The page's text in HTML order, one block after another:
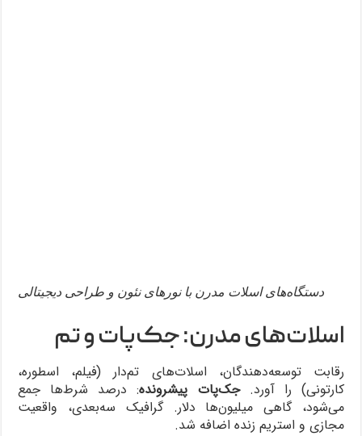
دستگاه‌های اسلات مدرن با نورهای نئون و طراحی دیجیتالی
اسلات‌های مدرن: جک‌پات و تم
رقابت توسعه‌دهندگان، اسلات‌های تم‌دار (فیلم، اسطوره،
کارتونی) را آورد.جک‌پات پیشرونده: درصد شرط‌ها جمع
می‌شود، گاهی میلیون‌ها دلار. گرافیک سه‌بعدی، واقعیت
مجازی و استریم زنده اضافه شد.